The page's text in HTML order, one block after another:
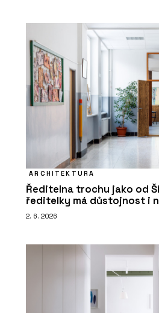
ARCHITEKTURA
Ředitelna trochu jako od
ředitelky má důstojnost i
2. 6. 2026